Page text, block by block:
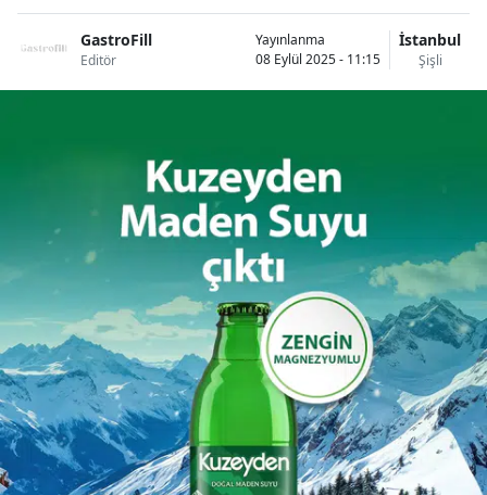
GastroFill
Editör
Yayınlanma
08 Eylül 2025 - 11:15
İstanbul
Şişli